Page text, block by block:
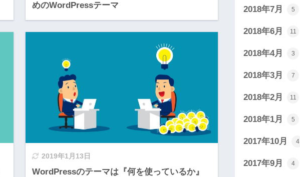
めのWordPressテーマ
2019年1月13日
WordPressのテーマは『何を使っているか』
2018年7月 5
2018年6月 11
2018年4月 3
2018年3月 7
2018年2月 11
2018年1月 5
2017年10月 4
2017年9月 4